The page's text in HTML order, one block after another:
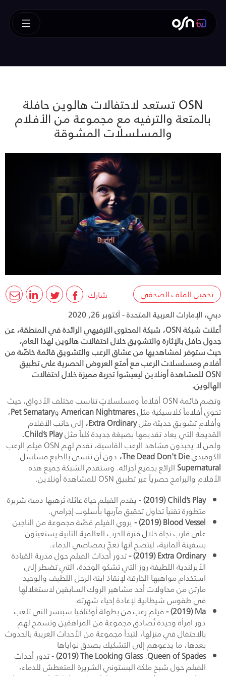
OSN تستعد لاحتفالات هالوين حافلة
بالمتعة والترفيه مع مجموعة من الأفلام
والمسلسلات المشوقة
شارك
تحميل الملف الصحفي
دبي، الإمارات العربية المتحدة - أكتوبر 26, 2020
أعلنت شبكة OSN، شبكة المحتوى الترفيهي الرائدة في المنطقة، عن
جدول حافل بالإثارة والتشويق خلال احتفالات هالوين لهذا العام،
حيث ستوفر لمشاهديها من عشاق الرعب والتشويق قائمة خاصّة من
أفلام ومسلسلات الرعب مع أمتع العروض الحصرية على تطبيق
OSN للمشاهدة أونلاين ليعيشوا تجربة مميزة خلال احتفالات
الهالوين.
وتضم قائمةOSNأفلاماً ومسلسلاتٍ تناسب مختلف الأذواق، حيث
تحوي أفلاماً كلاسيكية مثلAmerican NightmaresوPet Sematary،
وأفلام تشويق حديثة مثلExtra Ordinary،إلى جانب الأفلام
القديمة التي يعاد تقديمها بصيغة جديدة كلياً مثلChild’s Play
.
ولمن لا يحبذون مشاهد الرعب القاسية، تقدم لهمOSNفيلم الرعب
الكوميديThe Dead Don't Die،دون أن ننسى بالطبع مسلسل
Supernaturalالرائع بجميع أجزائه. وستقدم الشبكة جميع هذه
الأفلام والبرامج حصرياً عبر تطبيقOSNللمشاهدة أونلاين.
Child’s Play
(2019) - يقدم الفيلم حياة عائلة تُرهبها دمية شريرة
متطورة تقنياً تحاول تحقيق مآربها بأسلوب إجرامي.
Blood Vessel
(2019)
-يروي الفيلم قصّة مجموعة من الناجين
على قارب نجاة خلال فترة الحرب العالمية الثانية يستغيثون
بسفينة ألمانية، ليتضح أنها تعجّ بمصاصي الدماء.
Extra Ordinary
(2019)
-تدور أحداث الفيلم حول مدربة القيادة
الأيرلندية اللطيفة روز التي تشكو الوحدة، التي تضطر إلى
استخدام مواهبها الخارقة لإنقاذ ابنة الرجل اللطيف والوحيد
مارتن من محاولات أحد مشاهير الروك السابقين لاستغلالها
في طقوس شيطانية لإعادة إحياء شهرته.
Ma
(2019)
-فيلم رعب من بطولة أوكتافيا سبنسر التي تلعب
دور امرأة وحيدة تُصادق مجموعة من المراهقين وتسمح لهم
بالاحتفال في منزلها، لتبدأ مجموعة من الأحداث الغريبة بالحدوث
بعدها، ما يدعوهم إلى التشكيك بصدق نواياها
Queen of Spades
:
The Looking Glass
(2019) - تدور أحداث
الفيلم حول شبح ملكة البستوني الشريرة المتعطش للدماء،